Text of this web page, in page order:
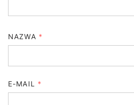
NAZWA *
E-MAIL *